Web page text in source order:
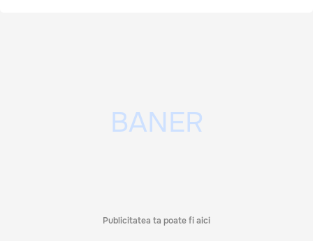
Publicitatea ta poate fi aici